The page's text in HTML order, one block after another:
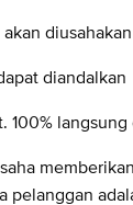
diandalkan
100%
pelanggan